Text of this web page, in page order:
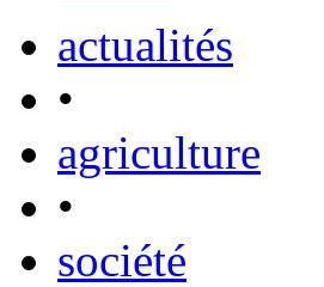
actualités
•
agriculture
•
société